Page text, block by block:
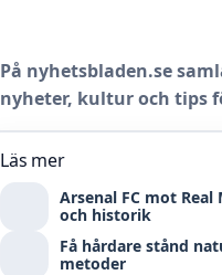
På nyhetsbladen.se
nyheter, kultur och tips
Läs mer
Arsenal FC mot
och historik
Få hårdare stånd
metoder